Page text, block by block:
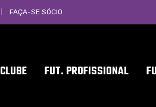
FAÇA-SE SÓCIO
CLUBE FUT. PROFISSIONAL